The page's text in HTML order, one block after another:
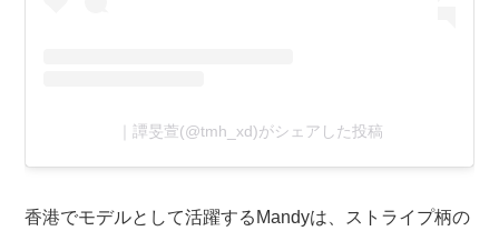
｜譚旻萱(@tmh_xd)がシェアした投稿
香港でモデルとして活躍するMandyは、ストライプ柄の